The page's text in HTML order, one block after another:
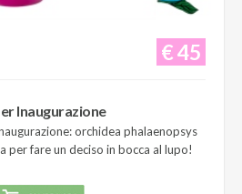
€ 45
Inaugurazione
orchidea phalaenopsys
per fare un deciso in bocca al lupo!